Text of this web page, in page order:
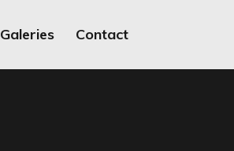
Galeries Contact